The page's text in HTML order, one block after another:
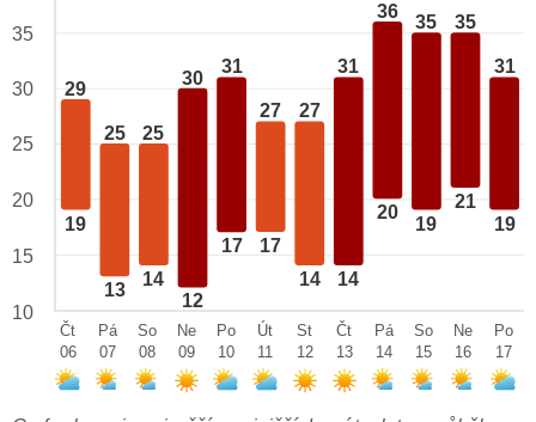
29
19
25
13
25
14
30
12
31
17
27
17
27
14
31
14
36
20
35
19
35
21
31
19
35
30
25
20
15
10
Čt
06
Pá
07
So
08
Ne
09
Po
10
Út
11
St
12
Čt
13
Pá
14
So
15
Ne
16
Po
17